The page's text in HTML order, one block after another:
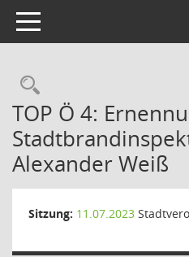
Toggle navigation
TOP Ö 4:
Alexander Weiß
Sitzung: 11.07.2023